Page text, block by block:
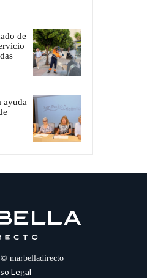
de
ayuda
marbelladirecto
Legal